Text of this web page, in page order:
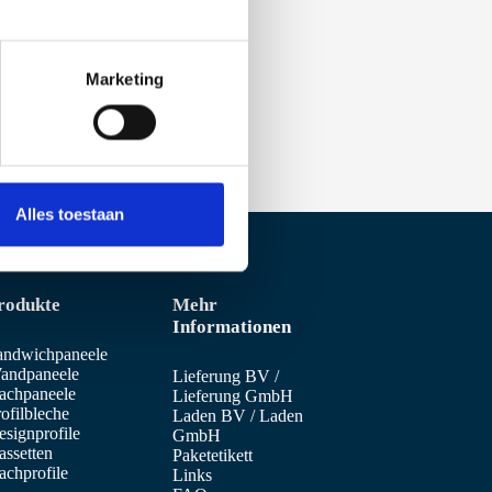
Marketing
Alles toestaan
Mehr
Informationen
Lieferung BV /
Lieferung GmbH
Laden BV /Laden
GmbH
Paketetikett
Links